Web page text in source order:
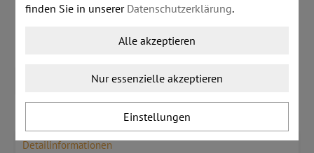
Stk:
IN DEN WARENKORB LEGEN
Detailinformationen
finden Sie in unserer Datenschutzerklärung.
Alle akzeptieren
Nur essenzielle akzeptieren
Einstellungen